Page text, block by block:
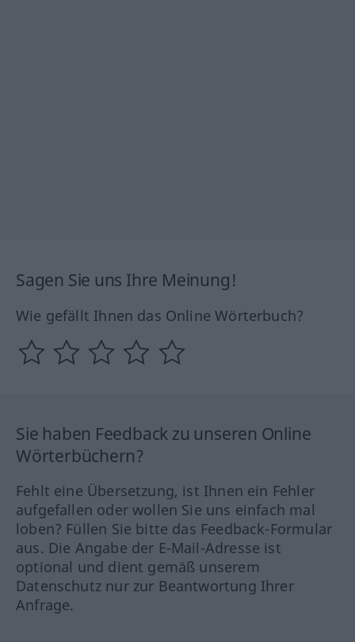
Sagen Sie uns Ihre Meinung!
Wie gefällt Ihnen das Online Wörterbuch?
Sie haben Feedback zu unseren Online
Wörterbüchern?
Fehlt eine Übersetzung, ist Ihnen ein Fehler
aufgefallen oder wollen Sie uns einfach mal
loben? Füllen Sie bitte das Feedback-Formular
aus. Die Angabe der E-Mail-Adresse ist
optional und dient gemäß unserem
Datenschutz nur zur Beantwortung Ihrer
Anfrage.